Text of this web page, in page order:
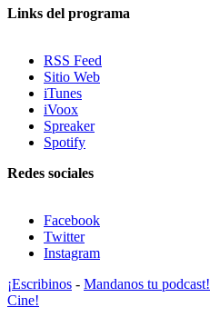
Links del programa
RSS Feed
Sitio Web
iTunes
iVoox
Spreaker
Spotify
Redes sociales
Facebook
Twitter
Instagram
¡Escribinos - Mandanos tu podcast!
Cine!